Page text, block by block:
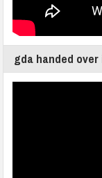
gda handed